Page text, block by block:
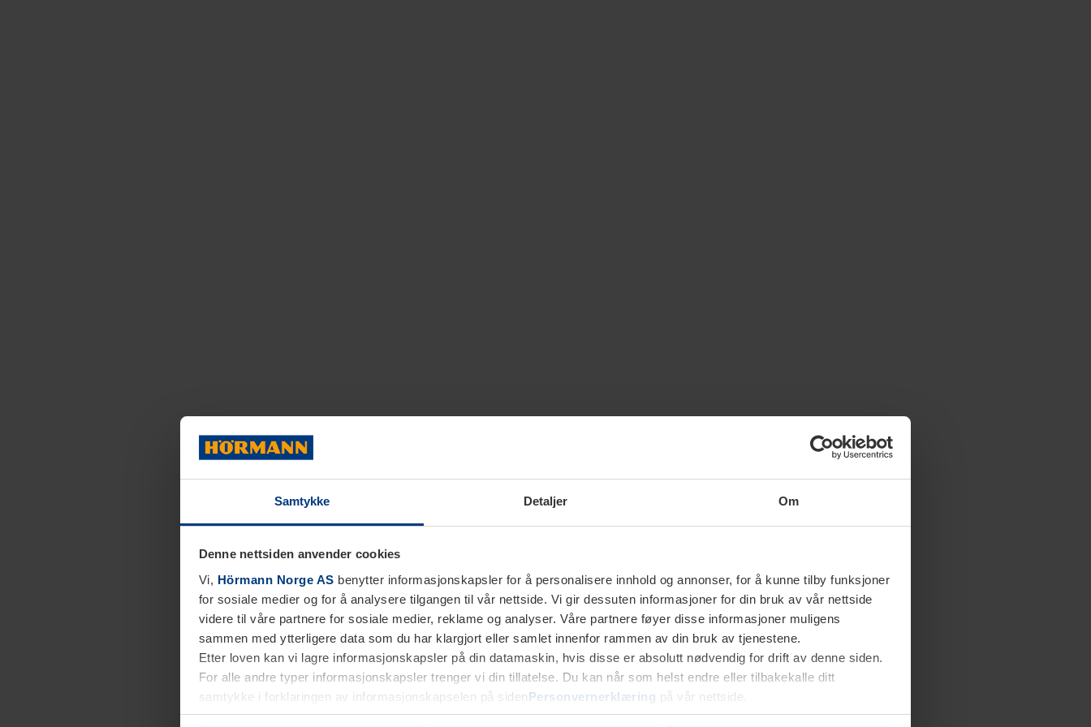
Samtykke Detaljer Om
Denne nettsiden anvender cookies
Vi, Hörmann Norge AS benytter informasjonskapsler for å personalisere innhold og annonser, for å kunne tilby funksjoner
for sosiale medier og for å analysere tilgangen til vår nettside. Vi gir dessuten informasjoner for din bruk av vår nettside
videre til våre partnere for sosiale medier, reklame og analyser. Våre partnere føyer disse informasjoner muligens
sammen med ytterligere data som du har klargjort eller samlet innenfor rammen av din bruk av tjenestene.
Etter loven kan vi lagre informasjonskapsler på din datamaskin, hvis disse er absolutt nødvendig for drift av denne siden.
For alle andre typer informasjonskapsler trenger vi din tillatelse. Du kan når som helst endre eller tilbakekalle ditt
samtykke i forklaringen av informasjonskapselen på sidenPersonvernerklæring på vår nettside.